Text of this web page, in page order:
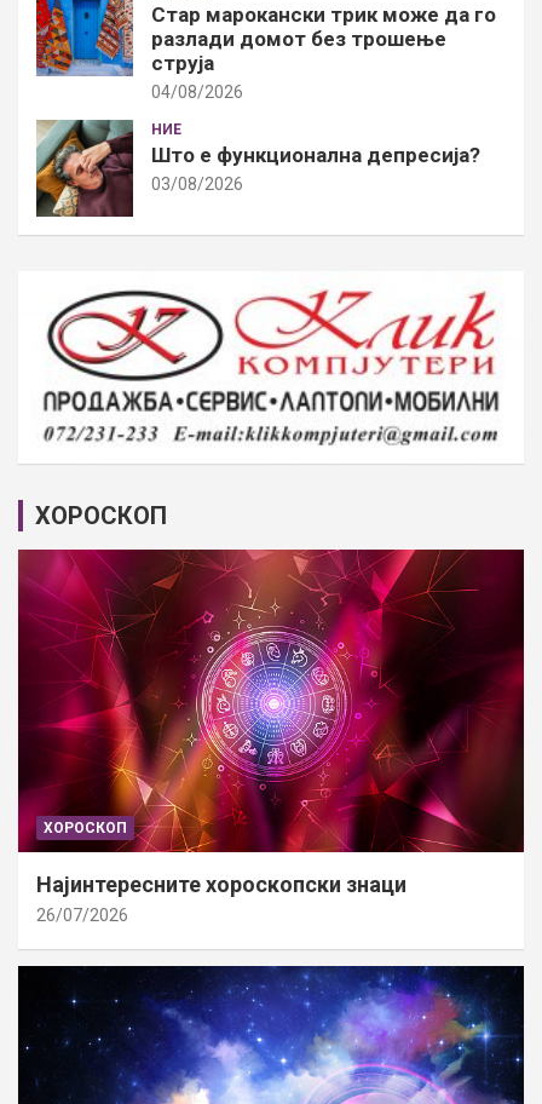
Стар марокански трик може да го
разлади домот без трошење
струја
04/08/2026
НИЕ
Што е функционална депресија?
03/08/2026
ХОРОСКОП
ХОРОСКОП
Најинтересните хороскопски знаци
26/07/2026